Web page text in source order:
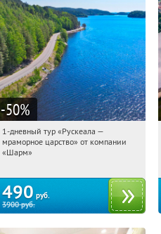
-50%
04:05:42 Купили:
Достоевская
1-дневный тур «Рускеала —
мраморное царство» от компании
«Шарм»
490 руб.
3900руб.